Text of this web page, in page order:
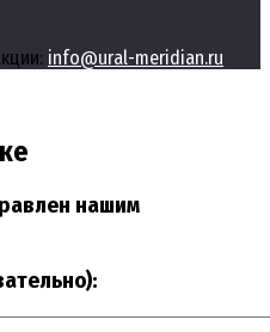
info@ural-meridian.ru
нашим